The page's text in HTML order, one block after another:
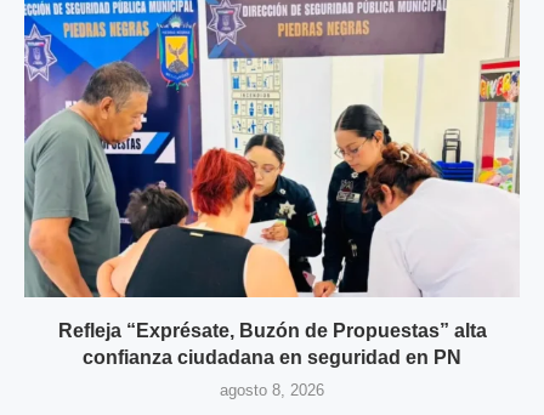
Refleja “Exprésate, Buzón de Propuestas” alta
confianza ciudadana en seguridad en PN
agosto 8, 2026